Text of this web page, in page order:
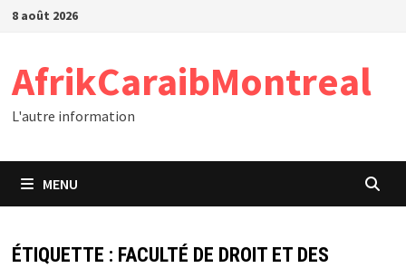
Passer
8 août 2026
AfrikCaraibMontreal
L'autre information
MENU
ÉTIQUETTE : FACULTÉ DE DROIT ET DES